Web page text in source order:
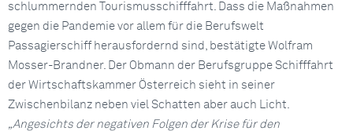
schlummernden Tourismusschifffahrt. Dass die Maßnahmen
gegen die Pandemie vor allem für die Berufswelt
Passagierschiff herausfordernd sind, bestätigte Wolfram
Mosser-Brandner. Der Obmann der Berufsgruppe Schifffahrt
der Wirtschaftskammer Österreich sieht in seiner
Zwischenbilanz neben viel Schatten aber auch Licht.
„Angesichts der negativen Folgen der Krise für den